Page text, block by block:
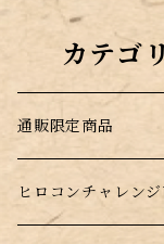
カテゴ
通販限定商品
訳あり商品
ヒロコンチャレン